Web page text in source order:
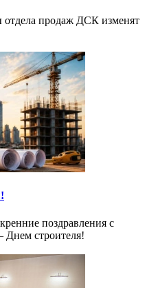
продаж ДСК изменят
поздравления с
Днем строителя!